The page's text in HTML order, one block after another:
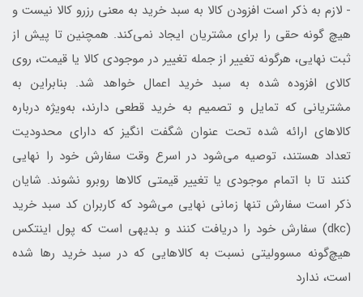
- لازم به ذکر است افزودن کالا به سبد خرید به معنی رزرو کالا نیست و
هیچ گونه حقی را برای مشتریان ایجاد نمی‌کند. همچنین تا پیش از
ثبت نهایی، هرگونه تغییر از جمله تغییر در موجودی کالا یا قیمت، روی
کالای افزوده شده به سبد خرید اعمال خواهد شد. بنابراین به
مشتریانی که تمایل و تصمیم به خرید قطعی دارند، به‌ویژه درباره
کالاهای ارائه شده تحت عنوان شگفت انگیز که دارای محدودیت
تعداد هستند، توصیه می‌شود در اسرع وقت سفارش خود را نهایی
کنند تا با اتمام موجودی یا تغییر قیمتی کالاها روبرو نشوند. شایان
ذکر است سفارش تنها زمانی نهایی می‌شود که کاربران کد سبد خرید
(dkc) سفارش خود را دریافت کنند و بدیهی است که پول اینتکس
هیچ‌گونه مسوولیتی نسبت به کالاهایی که در سبد خرید رها شده
است، ندارد